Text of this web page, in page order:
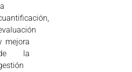
la
mejora
la